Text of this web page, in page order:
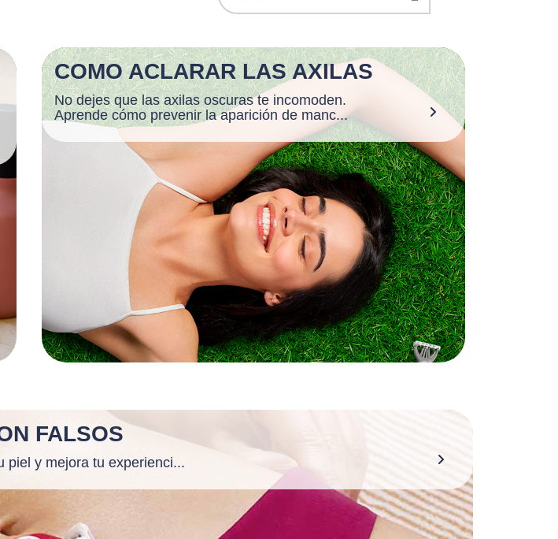
COMO ACLARAR LAS AXILAS
No dejes que las axilas oscuras te incomoden.
Aprende cómo prevenir la aparición de manc...
FALSOS
piel y mejora tu experienci...